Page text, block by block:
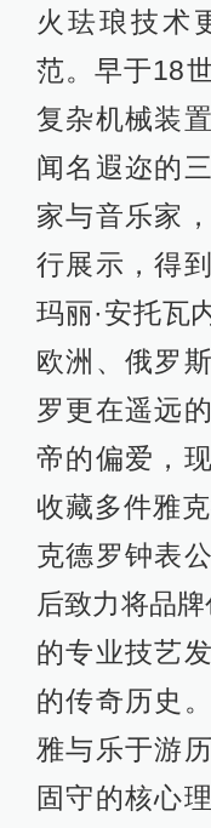
火珐琅技术
范。早于18
复杂机械装
闻名遐迩的
家与音乐家
行展示，得
玛丽·安托瓦
欧洲、俄罗
罗更在遥远
帝的偏爱，
收藏多件雅
克德罗钟表
后致力将品
的专业技艺
的传奇历史
雅与乐于游
固守的核心